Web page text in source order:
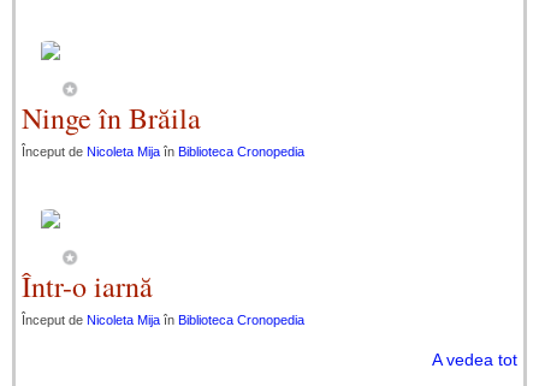
Ninge în Brăila
Început de Nicoleta Mija în Biblioteca Cronopedia
Într-o iarnă
Început de Nicoleta Mija în Biblioteca Cronopedia
A vedea tot